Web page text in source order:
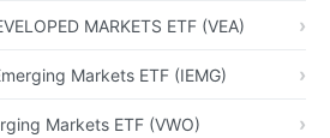
MARKETS ETF (VEA)
Markets ETF (IEMG)
Markets ETF (VWO)